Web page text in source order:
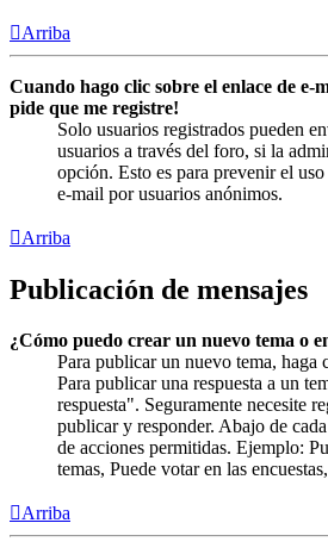
Arriba
Cuando hago clic sobre el enlace de e-
pide que me registre!
Solo usuarios registrados pueden
usuarios a través del foro, si la
opción. Esto es para prevenir el
e-mail por usuarios anónimos.
Arriba
Publicación de mensajes
¿Cómo puedo crear un nuevo tema o
Para publicar un nuevo tema,
Para publicar una respuesta a un
respuesta". Seguramente necesite
publicar y responder. Abajo de
de acciones permitidas. Ejemplo:
temas, Puede votar en las
Arriba